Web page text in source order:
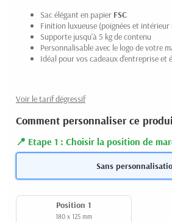
Sac élégant en papier FSC
Finition luxueuse (poignées et intérieur
Supporte jusqu'à 5 kg de contenu
Personnalisable avec le logo de votre
Idéal pour vos cadeaux d'entreprise et
Voir le tarif dégressif
Comment personnaliser ce
Etape 1 : Choisir la position de
Sans
Position 1
180 x 125 mm